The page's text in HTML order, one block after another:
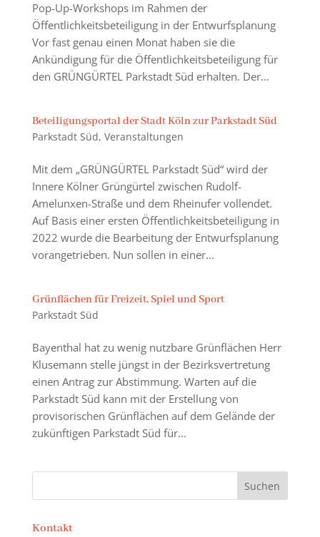
Pop-Up-Workshops im Rahmen der
Öffentlichkeitsbeteiligung in der Entwurfsplanung
Vor fast genau einen Monat haben sie die
Ankündigung für die Öffentlichkeitsbeteiligung für
den GRÜNGÜRTEL Parkstadt Süd erhalten. Der...
Beteiligungsportal der Stadt Köln zur Parkstadt Süd
Parkstadt Süd, Veranstaltungen
Mit dem „GRÜNGÜRTEL Parkstadt Süd“ wird der
Innere Kölner Grüngürtel zwischen Rudolf-
Amelunxen-Straße und dem Rheinufer vollendet.
Auf Basis einer ersten Öffentlichkeitsbeteiligung in
2022 wurde die Bearbeitung der Entwurfsplanung
vorangetrieben. Nun sollen in einer...
Grünflächen für Freizeit, Spiel und Sport
Parkstadt Süd
Bayenthal hat zu wenig nutzbare Grünflächen Herr
Klusemann stelle jüngst in der Bezirksvertretung
einen Antrag zur Abstimmung. Warten auf die
Parkstadt Süd kann mit der Erstellung von
provisorischen Grünflächen auf dem Gelände der
zukünftigen Parkstadt Süd für...
Kontakt